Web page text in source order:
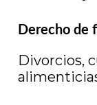
Derecho de
Divorcios,